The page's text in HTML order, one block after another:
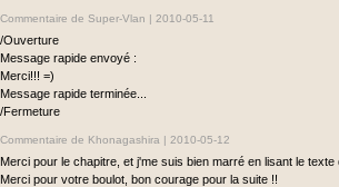
Commentaire de Super-Vlan | 2010-05-11
/Ouverture
Message rapide envoyé :
Merci!!! =)
Message rapide terminée...
/Fermeture
Commentaire de Khonagashira | 2010-05-12
Merci pour le chapitre, et j'me suis bien marré en lisant le texte
Merci pour votre boulot, bon courage pour la suite !!